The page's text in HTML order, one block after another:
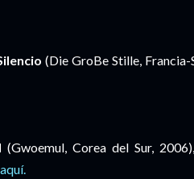
(Die GroBe Stille,
(Gwoemul, Corea del Sur,
aquí.